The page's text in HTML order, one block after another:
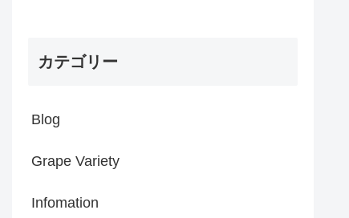
カテゴリー
Blog
Grape Variety
Infomation